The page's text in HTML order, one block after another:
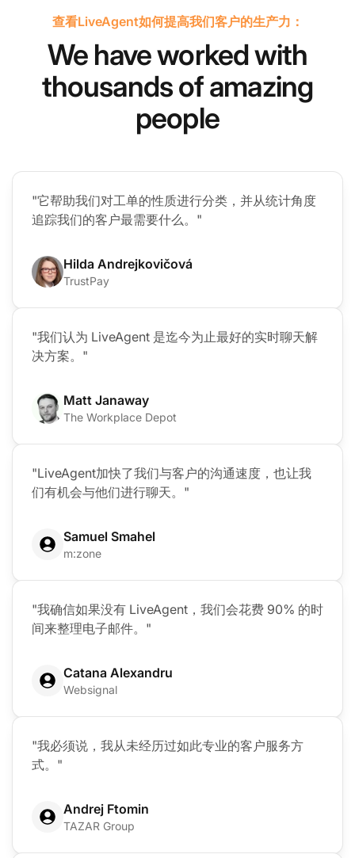
查看LiveAgent如何提高我们客户的生产力：
We have worked with
thousands of amazing
people
"它帮助我们对工单的性质进行分类，并从统计角度
追踪我们的客户最需要什么。"
Hilda Andrejkovičová
TrustPay
"我们认为 LiveAgent 是迄今为止最好的实时聊天解
决方案。"
Matt Janaway
The Workplace Depot
"LiveAgent加快了我们与客户的沟通速度，也让我
们有机会与他们进行聊天。"
Samuel Smahel
m:zone
"我确信如果没有 LiveAgent，我们会花费 90% 的时
间来整理电子邮件。"
Catana Alexandru
Websignal
"我必须说，我从未经历过如此专业的客户服务方
式。"
Andrej Ftomin
TAZAR Group